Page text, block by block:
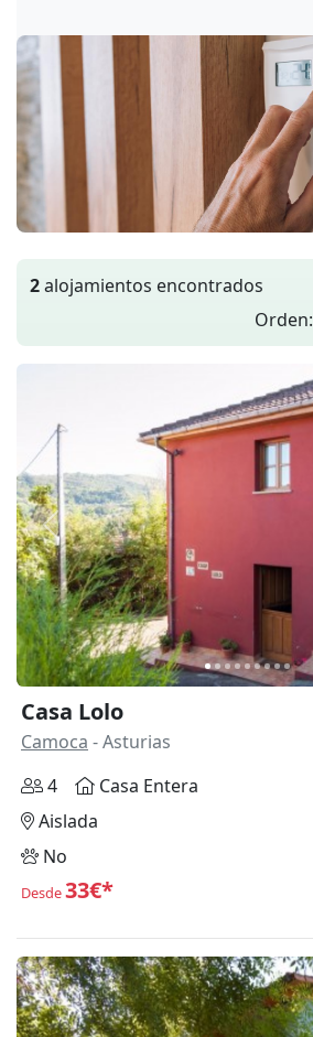
2alojamientos encontrados
Orden:
Anterior
Casa Lolo
Camoca - Asturias
4
Casa Entera
Aislada
No
Desde33€*